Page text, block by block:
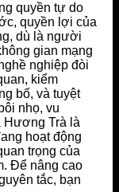
quyền tự do
quyền lợi của
dù là người
gian mạng
nghiệp đòi
kiểm
bố, và tuyệt
nhọ, vu
Hương Trà là
hoạt động
trọng của
Để nâng cao
tắc, bạn